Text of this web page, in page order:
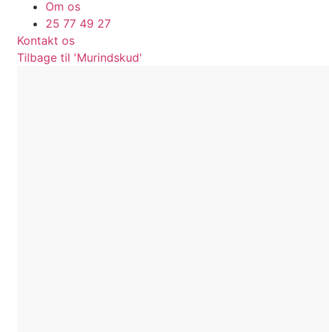
Om os
25 77 49 27
Kontakt os
Tilbage til 'Murindskud'